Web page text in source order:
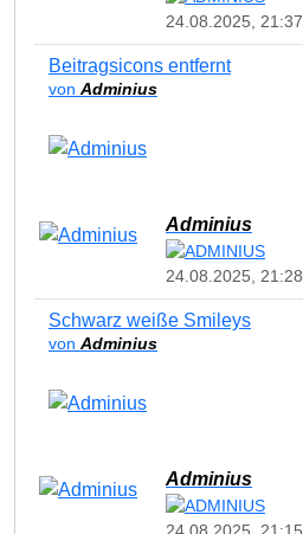
24.08.2025, 21:37
Beitragsicons entfernt
von Adminius
Adminius
24.08.2025, 21:28
Schwarz weiße Smileys
von Adminius
Adminius